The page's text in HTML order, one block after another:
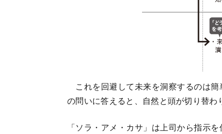
これを回避して未来を洞察するのは簡
の問いに答えると、自然と頭が切り替わ
「ソラ・アメ・カサ」は上司から指示